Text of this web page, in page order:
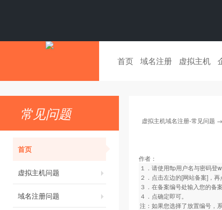
首页 域名注册 虚拟主机
常见问题
首页
虚拟主机问题
域名注册问题
虚拟主机域名注册-常见问题
作者：
１．请使用ftp用户名与密码登
２．点击左边的[网站备案]，
３．在备案编号处输入您的备
４．点确定即可。
注：如果您选择了放置编号，